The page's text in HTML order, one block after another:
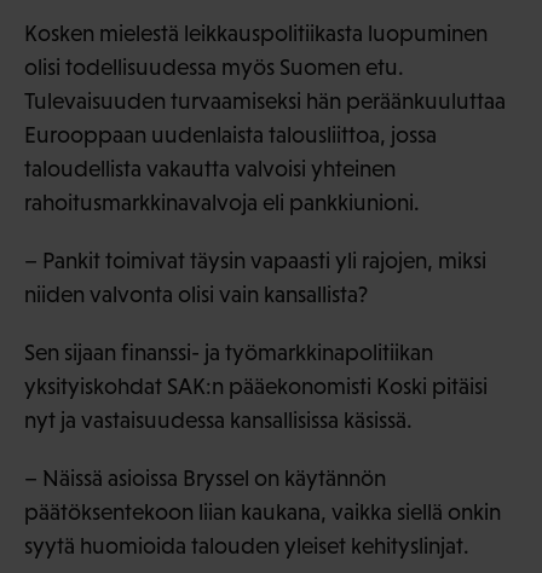
Kosken mielestä leikkauspolitiikasta luopuminen
olisi todellisuudessa myös Suomen etu.
Tulevaisuuden turvaamiseksi hän peräänkuuluttaa
Eurooppaan uudenlaista talousliittoa, jossa
taloudellista vakautta valvoisi yhteinen
rahoitusmarkkinavalvoja eli pankkiunioni.
– Pankit toimivat täysin vapaasti yli rajojen, miksi
niiden valvonta olisi vain kansallista?
Sen sijaan finanssi- ja työmarkkinapolitiikan
yksityiskohdat SAK:n pääekonomisti Koski pitäisi
nyt ja vastaisuudessa kansallisissa käsissä.
– Näissä asioissa Bryssel on käytännön
päätöksentekoon liian kaukana, vaikka siellä onkin
syytä huomioida talouden yleiset kehityslinjat.